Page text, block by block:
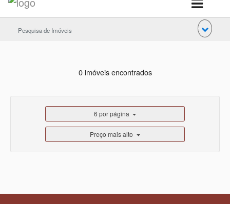
Pesquisa de Imóveis
0 imóveis encontrados
6 por página
Preço mais alto